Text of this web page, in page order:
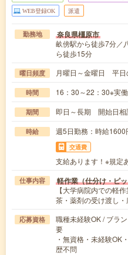
WEB登録OK 派遣
勤務地 奈良県橿原市
畝傍駅から徒歩7分／
ら徒歩15分
曜日頻度 月曜日～金曜日 平日
時間 16：30～22：30※実
期間 即日～長期 開始日相
時給 週5日勤務：時給1600
交通費
支給あります！※規定
仕事内容 軽作業（仕分け・ピ
【大学病院内での軽
茶・薬剤の受け渡し
応募資格
職種未経験OK / ブラ
要
・無資格・未経験OK
歴不問